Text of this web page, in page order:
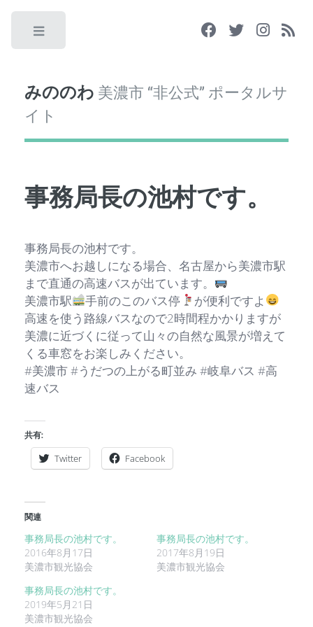
みののわ 美濃市 “非公式” ポータルサ
イト
事務局長の池村です。
事務局長の池村です。
美濃市へお越しになる場合、名古屋から美濃市駅
まで直通の高速バスが出ています。
美濃市駅
手前のこのバス停
が便利ですよ
高速を使う路線バスなので2時間程かかりますが
美濃に近づくに従って山々の自然な風景が増えて
くる車窓をお楽しみください。
#美濃市 #うだつの上がる町並み #岐阜バス #高
速バス
共有:
Twitter Facebook
関連
事務局長の池村です。
2016年8月17日
美濃市観光協会
事務局長の池村です。
2017年8月19日
美濃市観光協会
事務局長の池村です。
2019年5月21日
美濃市観光協会
Toggle